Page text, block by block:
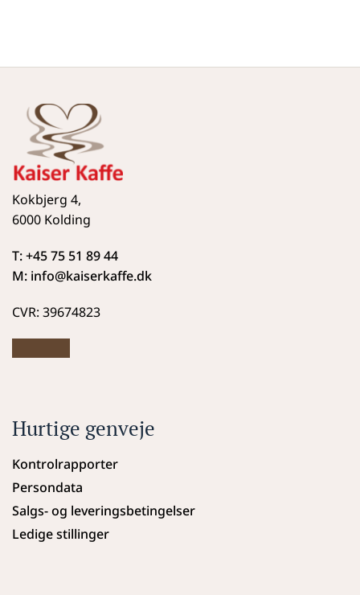
Kokbjerg 4,
6000 Kolding
T: +45 75 51 89 44
M: info@kaiserkaffe.dk
CVR: 39674823
Hurtige genveje
Kontrolrapporter
Persondata
Salgs- og leveringsbetingelser
Ledige stillinger